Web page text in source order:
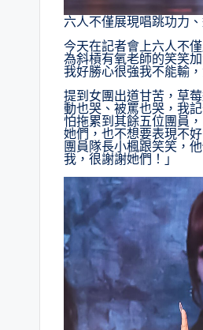
六人不僅展現唱跳功力
今天在記者會上六人不
為斜槓有氧老師的笑笑
我好勝心很強我不能輸
提到女團出道甘苦，草
動也哭、被罵也哭，我
怕拖累到其餘五位團員
她們，也不想要表現不
團員隊長小楓跟笑笑，
我，很謝謝她們！」